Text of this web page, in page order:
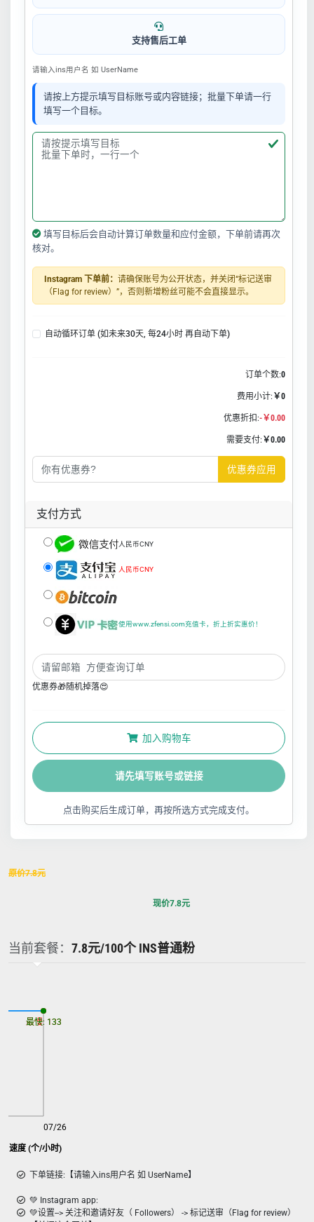
支持售后工单
请输入ins用户名 如 UserName
请按上方提示填写目标账号或内容链接；批量下单请一行
填写一个目标。
填写目标后会自动计算订单数量和应付金额，下单前请再次
核对。
Instagram 下单前： 请确保账号为公开状态，并关闭“标记送审
（Flag for review）”，否则新增粉丝可能不会直接显示。
自动循环订单 (如未来30天, 每24小时 再自动下单)
订单个数:0
费用小计: ￥0
优惠折扣:-￥0.00
需要支付: ￥0.00
优惠券应用
支付方式
人民币CNY
人民币CNY
使用www.zfensi.com充值卡，折上折实惠价！
优惠券🎁随机掉落😍
加入购物车
请先填写账号或链接
点击购买后生成订单，再按所选方式完成支付。
原价7.8元
现价7.8元
当前套餐： 7.8元/100个 INS普通粉
速度 (个/小时)
07/26
最慢: 133
最快: 133
下单链接:【请输入ins用户名 如 UserName】
💚 Instagram app:
💚设置--> 关注和邀请好友（ Followers） -> 标记送审（Flag for review）